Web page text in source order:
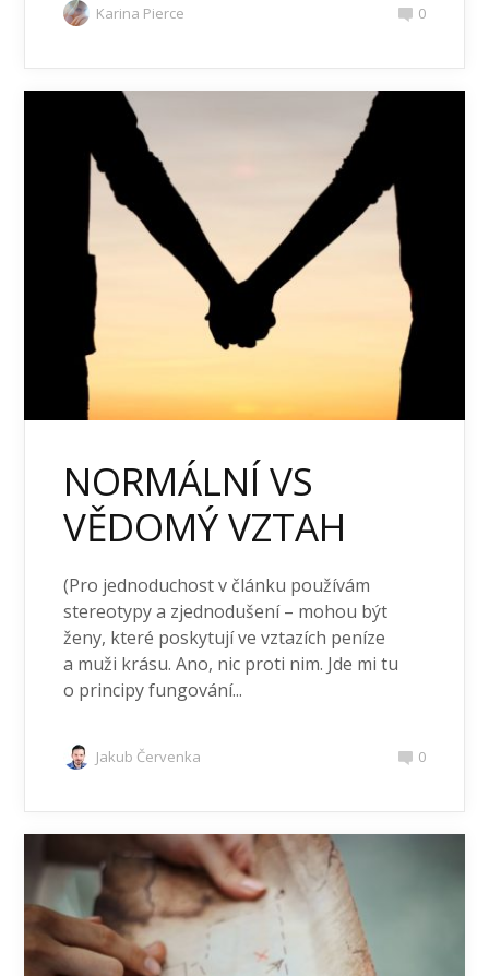
Karina Pierce 0
NORMÁLNÍ VS
VĚDOMÝ VZTAH
(Pro jednoduchost v článku používám
stereotypy a zjednodušení – mohou být
ženy, které poskytují ve vztazích peníze
a muži krásu. Ano, nic proti nim. Jde mi tu
o principy fungování...
Jakub Červenka 0